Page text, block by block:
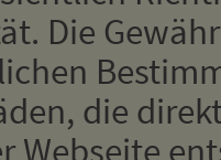
Die
die
Webseite